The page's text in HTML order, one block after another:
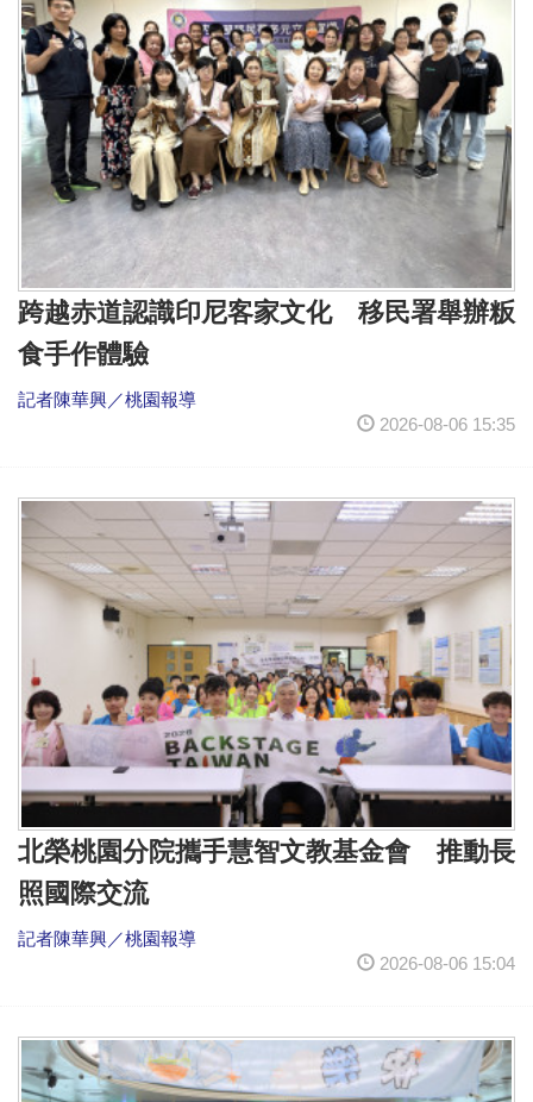
跨越赤道認識印尼客家文化 移民署舉辦粄
食手作體驗
記者陳華興／桃園報導
2026-08-06 15:35
北榮桃園分院攜手慧智文教基金會 推動長
照國際交流
記者陳華興／桃園報導
2026-08-06 15:04